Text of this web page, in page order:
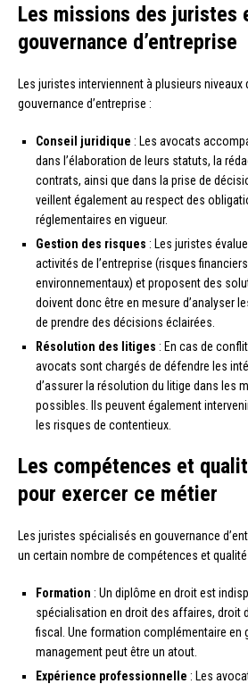
Les missions des juristes
gouvernance d’entreprise
Les juristes interviennent à plusieurs niveaux
gouvernance d’entreprise :
Conseil juridique : Les avocats
dans l’élaboration de leurs statuts, la
contrats, ainsi que dans la prise de
veillent également au respect des
réglementaires en vigueur.
Gestion des risques : Les juristes
activités de l’entreprise (risques
environnementaux) et proposent des
doivent donc être en mesure d’analyser
de prendre des décisions éclairées.
Résolution des litiges : En cas de
avocats sont chargés de défendre les
d’assurer la résolution du litige dans les
possibles. Ils peuvent également
les risques de contentieux.
Les compétences et
pour exercer ce métier
Les juristes spécialisés en gouvernance
un certain nombre de compétences et
Formation : Un diplôme en droit est
spécialisation en droit des affaires, droit
fiscal. Une formation complémentaire en
management peut être un atout.
Expérience professionnelle : Les